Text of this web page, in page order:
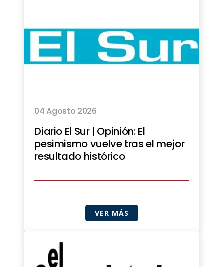
04 Agosto 2026
Diario El Sur | Opinión: El
pesimismo vuelve tras el mejor
resultado histórico
VER MÁS